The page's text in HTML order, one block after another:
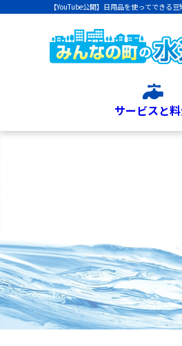
【YouTube公開】日用品を使ってできる
サービスと